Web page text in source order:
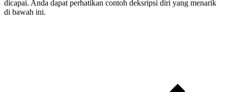
dicapai. Anda dapat perhatikan contoh deksripsi diri yang menarik
di bawah ini.